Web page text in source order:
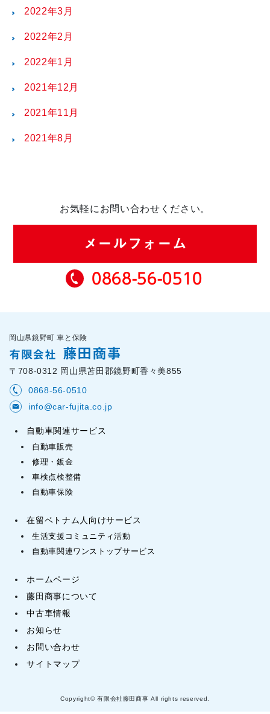
2022年3月
2022年2月
2022年1月
2021年12月
2021年11月
2021年8月
お気軽にお問い合わせください。
メールフォーム
0868-56-0510
岡山県鏡野町 車と保険
有限会社 藤田商事
〒708-0312 岡山県苫田郡鏡野町香々美855
0868-56-0510
info@car-fujita.co.jp
自動車関連サービス
自動車販売
修理・鈑金
車検点検整備
自動車保険
在留ベトナム人向けサービス
生活支援コミュニティ活動
自動車関連ワンストップサービス
ホームページ
藤田商事について
中古車情報
お知らせ
お問い合わせ
サイトマップ
Copyright© 有限会社藤田商事 All rights reserved.